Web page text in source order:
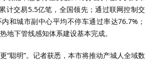
计交易5.5亿笔，全国领先；通过联网控制交
和城市副中心平均不停车通过率达76.7%；
地下管线感知体系建设基本完成。
“聪明”。记者获悉，本市将推动产城人全域数